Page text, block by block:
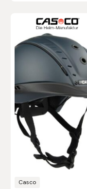
Casco
produkten
varianter.
De
olika
alternativen
väljas
produktsidan
TOPREITER
Tunahaken
Uhip
Uvex
Veredus